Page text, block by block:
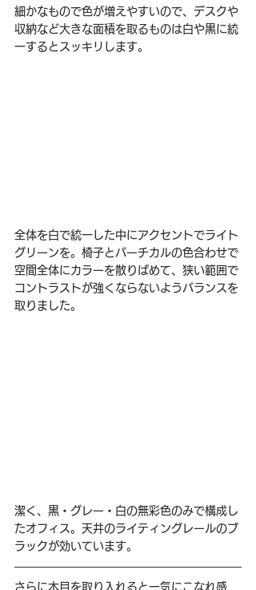
細かなもので色が増えやすいので、デスクや
収納など大きな面積を取るものは白や黒に統
一するとスッキリします。
全体を白で統一した中にアクセントでライト
グリーンを。椅子とバーチカルの色合わせで
空間全体にカラーを散りばめて、狭い範囲で
コントラストが強くならないようバランスを
取りました。
潔く、黒・グレー・白の無彩色のみで構成し
たオフィス。天井のライティングレールのブ
ラックが効いています。
さらに木目を取り入れると一気にこなれ感